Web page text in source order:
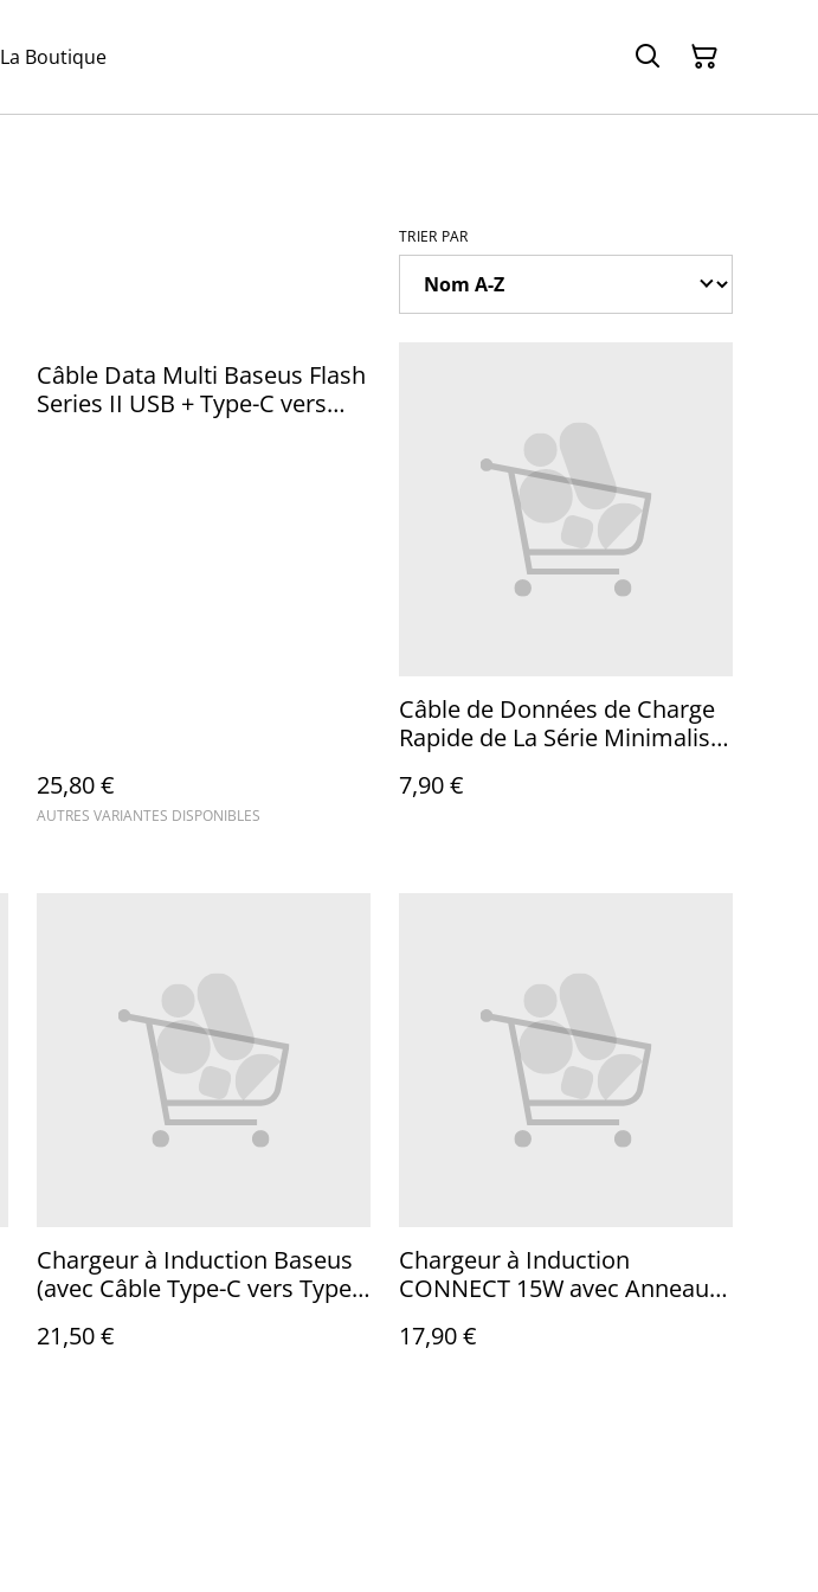
La Boutique
TRIER PAR
Câble Data Multi Baseus Flash
Series II USB + Type-C vers
25,80 €
AUTRES VARIANTES DISPONIBLES
Câble de Données de Charge
Rapide de La Série Minimaliste
100W
7,90 €
Chargeur à Induction Baseus
(avec Câble Type-C vers Type-
21,50 €
Chargeur à Induction
CONNECT 15W avec Anneau
17,90 €